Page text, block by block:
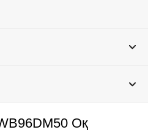
Оқ